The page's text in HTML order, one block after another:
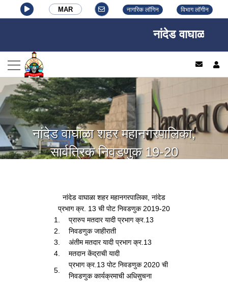
MAR नागरिक लॉगिन विभाग लॉगीन
नांदेड वाघाळा
नांदेड वाघाळा शहर महानगरपालिका,
सार्वत्रिक निवडणुक 19-20
नांदेड वाघाळा शहर महानगरपालिका, नांदेड
प्रभाग क्र. 13 ची पोट निवडणुक 2019-20
1.
प्रारुप मतदार यादी प्रभाग क्र.13
2.
निवडणुक जाहीराती
3.
अंतीम मतदार यादी प्रभाग क्र.13
4.
मतदान केंद्राची यादी
5.
प्रभाग क्र.13 पोट निवडणुक 2020 ची
निवडणुक कार्यक्रमाची अधिसुचना